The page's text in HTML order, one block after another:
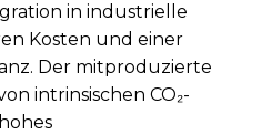
in industrielle
Kosten und einer
Der mitproduzierte
intrinsischen CO₂-